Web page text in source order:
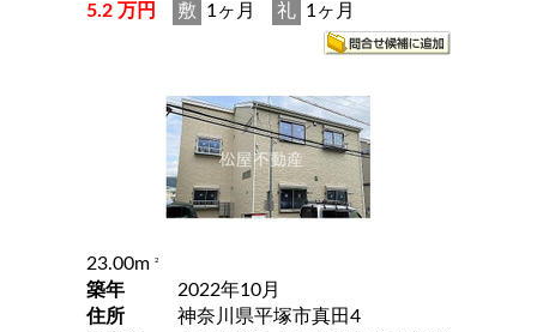
5.2 万円 敷 1ヶ月 礼 1ヶ月
23.00m 2
築年
2022年10月
住所
神奈川県平塚市真田4